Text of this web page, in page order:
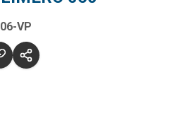
VP